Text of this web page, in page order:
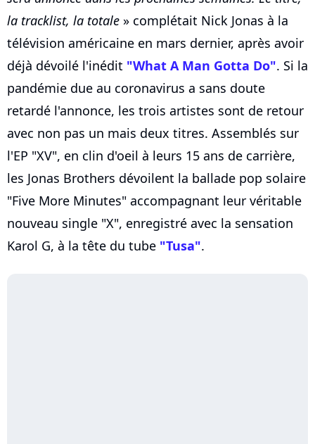
la tracklist, la totale » complétait Nick Jonas à la
télévision américaine en mars dernier, après avoir
déjà dévoilé l'inédit "What A Man Gotta Do". Si la
pandémie due au coronavirus a sans doute
retardé l'annonce, les trois artistes sont de retour
avec non pas un mais deux titres. Assemblés sur
l'EP "XV", en clin d'oeil à leurs 15 ans de carrière,
les Jonas Brothers dévoilent la ballade pop solaire
"Five More Minutes" accompagnant leur véritable
nouveau single "X", enregistré avec la sensation
Karol G, à la tête du tube "Tusa".